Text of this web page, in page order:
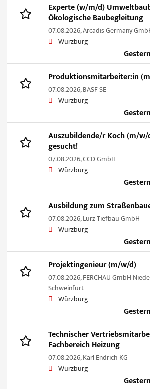
Experte (w/m/d)
Ökologische Baubegleitung
07.08.2026,Arcadis Germany
Würzburg
Produktionsmitarbeiter:in
07.08.2026,BASF SE
Würzburg
Auszubildende/r Koch (m/
gesucht!
07.08.2026,CCD GmbH
Würzburg
Ausbildung zum
07.08.2026,Lurz Tiefbau GmbH
Würzburg
Projektingenieur (m/w/d)
07.08.2026,FERCHAU GmbH
Schweinfurt
Würzburg
Technischer
Fachbereich Heizung
07.08.2026,Karl Endrich KG
Würzburg